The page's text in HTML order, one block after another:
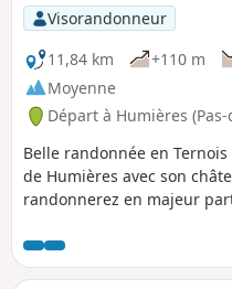
Visorandonneur
11,84 km
+110 m
Moyenne
Départ à Humières (Pas-
Belle randonnée en
de Humières avec son
randonnerez en majeur
paysage fait vite oublier ce